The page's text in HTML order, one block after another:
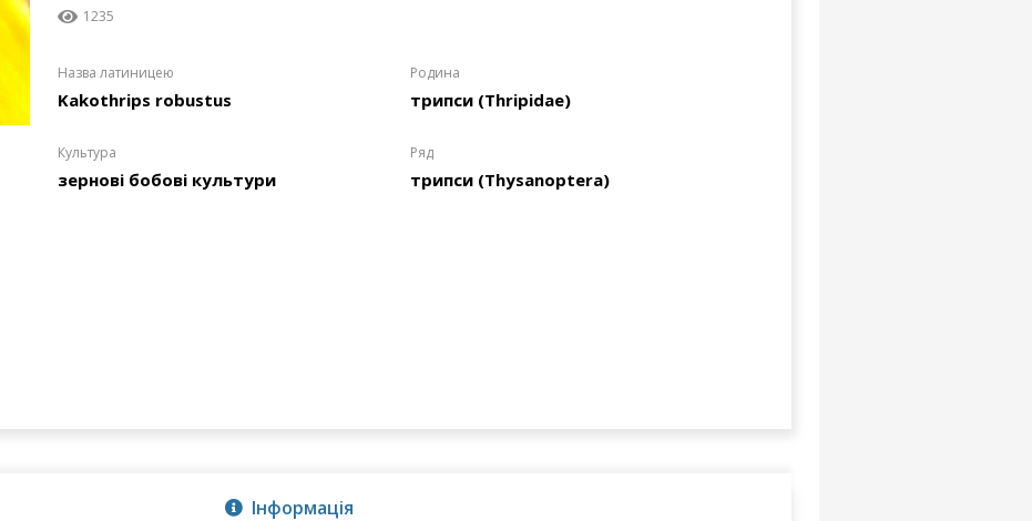
1235
Назва латиницею
Kakothrips robustus
Родина
трипси (Thripidae)
Культура
зернові бобові культури
Ряд
трипси (Thysanoptera)
Інформація